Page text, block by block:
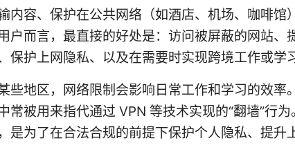
内容、保护在公共网络（如酒店、机场、咖啡馆
户而言，最直接的好处是：访问被屏蔽的网站、
保护上网隐私、以及在需要时实现跨境工作或学
些地区，网络限制会影响日常工作和学习的效率
常被用来指代通过 VPN 等技术实现的“翻墙”行
是为了在合法合规的前提下保护个人隐私、提升